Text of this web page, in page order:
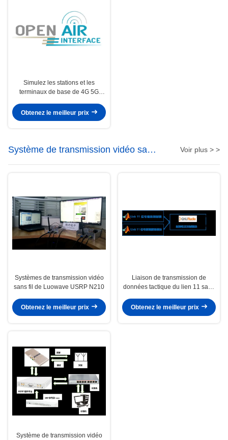
Simulez les stations et les
terminaux de base de 4G 5G
logiciel libre
Obtenez le meilleur prix
Système de transmission vidéo sans
fil
Voir plus > >
Systèmes de transmission vidéo
sans fil de Luowave USRP N210
Obtenez le meilleur prix
Liaison de transmission de
données tactique du lien 11 sans
vidéo de GNURadio
Obtenez le meilleur prix
Système de transmission vidéo